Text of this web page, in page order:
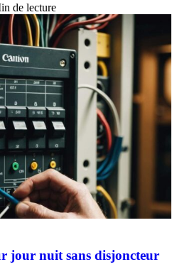
de lecture
jour nuit sans disjoncteur